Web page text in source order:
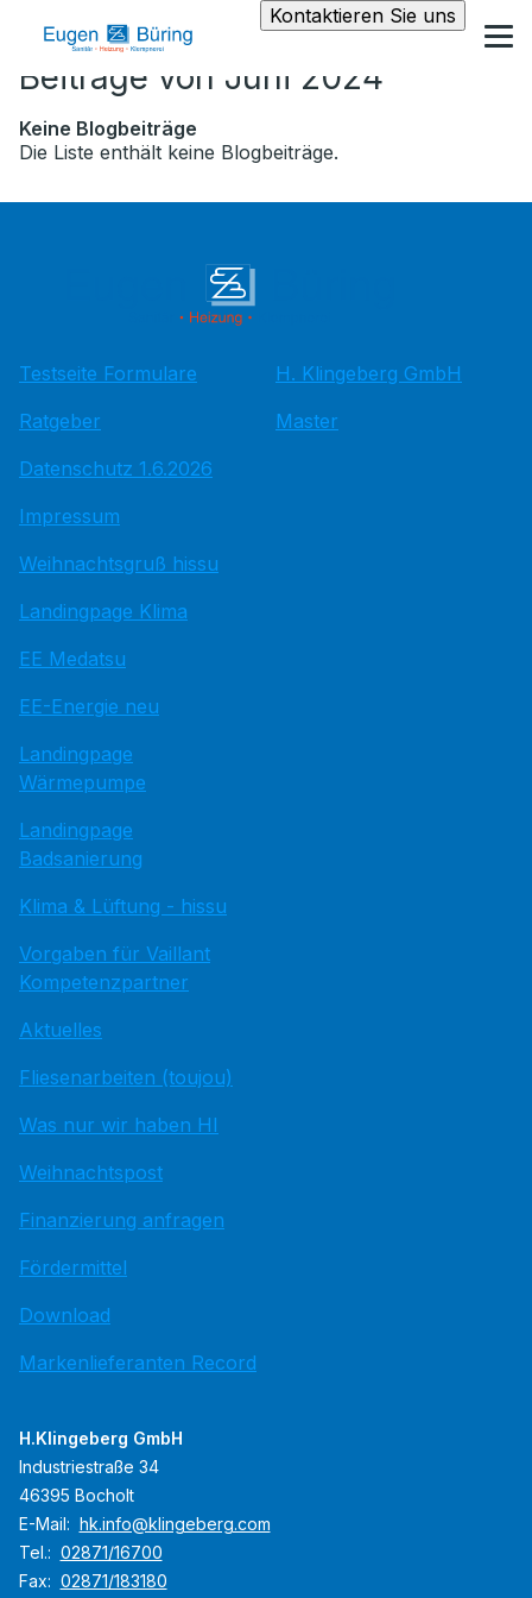
Kontaktieren Sie uns
Beiträge von Juni 2024
Keine Blogbeiträge
Die Liste enthält keine Blogbeiträge.
Testseite Formulare
Ratgeber
Datenschutz 1.6.2026
Impressum
Weihnachtsgruß hissu
Landingpage Klima
EE Medatsu
EE-Energie neu
Landingpage
Wärmepumpe
Landingpage
Badsanierung
Klima & Lüftung - hissu
Vorgaben für Vaillant
Kompetenzpartner
Aktuelles
Fliesenarbeiten (toujou)
Was nur wir haben HI
Weihnachtspost
Finanzierung anfragen
Fördermittel
Download
Markenlieferanten Record
H. Klingeberg GmbH
Master
H.Klingeberg GmbH
Industriestraße 34
46395 Bocholt
E-Mail: hk.info@klingeberg.com
Tel.: 02871/16700
Fax: 02871/183180